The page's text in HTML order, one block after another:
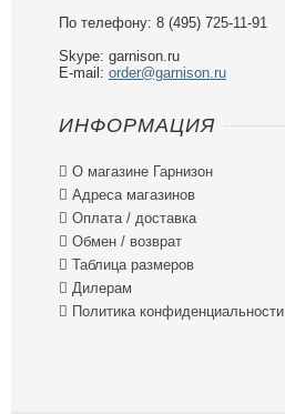
По телефону: 8 (495) 725-11-91
Skype: garnison.ru
E-mail: order@garnison.ru
ИНФОРМАЦИЯ
 О магазине Гарнизон
 Адреса магазинов
 Оплата / доставка
 Обмен / возврат
 Таблица размеров
 Дилерам
 Политика конфиденциальности